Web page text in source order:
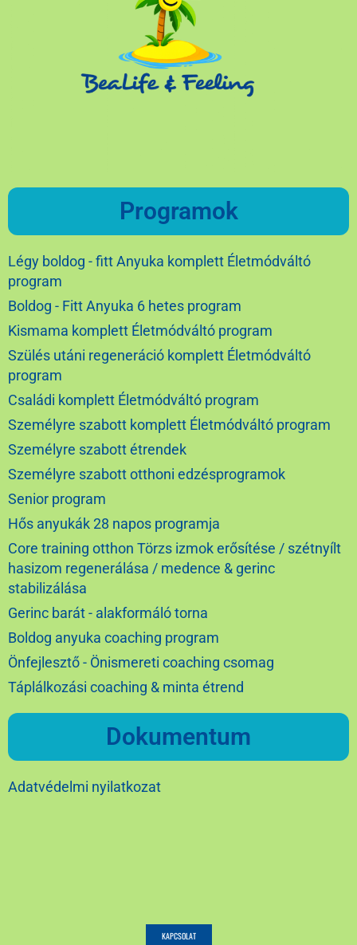
Programok
Légy boldog - fitt Anyuka komplett Életmódváltó
program
Boldog - Fitt Anyuka 6 hetes program
Kismama komplett Életmódváltó program
Szülés utáni regeneráció komplett Életmódváltó
program
Családi komplett Életmódváltó program
Személyre szabott komplett Életmódváltó program
Személyre szabott étrendek
Személyre szabott otthoni edzésprogramok
Senior program
Hős anyukák 28 napos programja
Core training otthon Törzs izmok erősítése / szétnyílt
hasizom regenerálása / medence & gerinc
stabilizálása
Gerinc barát - alakformáló torna
Boldog anyuka coaching program
Önfejlesztő - Önismereti coaching csomag
Táplálkozási coaching & minta étrend
Dokumentum
Adatvédelmi nyilatkozat
KAPCSOLAT